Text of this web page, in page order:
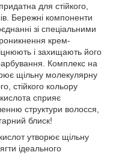
для стійкого,
Бережні компоненти
зі спеціальними
крем-
і захищають його
Комплекс на
щільну молекулярну
стійкого кольору
сприяє
структури волосся,
блиск!
утворює щільну
ідеального